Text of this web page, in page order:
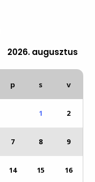
2026. augusztus
p s v
1 2
7 8 9
14 15 16